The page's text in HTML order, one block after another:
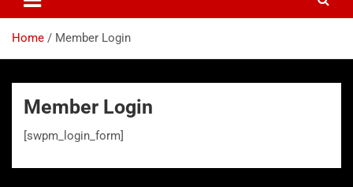
Home Member Login
Member Login
[swpm_login_form]